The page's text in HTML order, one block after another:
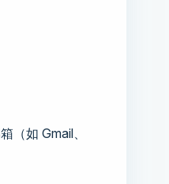
（如 Gmail、